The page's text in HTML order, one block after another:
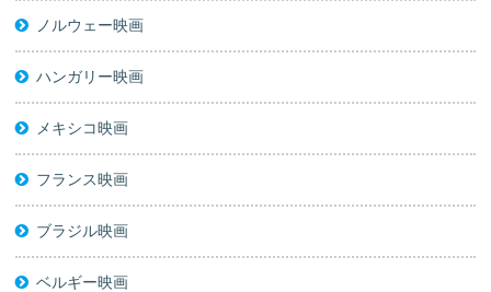
ノルウェー映画
ハンガリー映画
メキシコ映画
フランス映画
ブラジル映画
ベルギー映画